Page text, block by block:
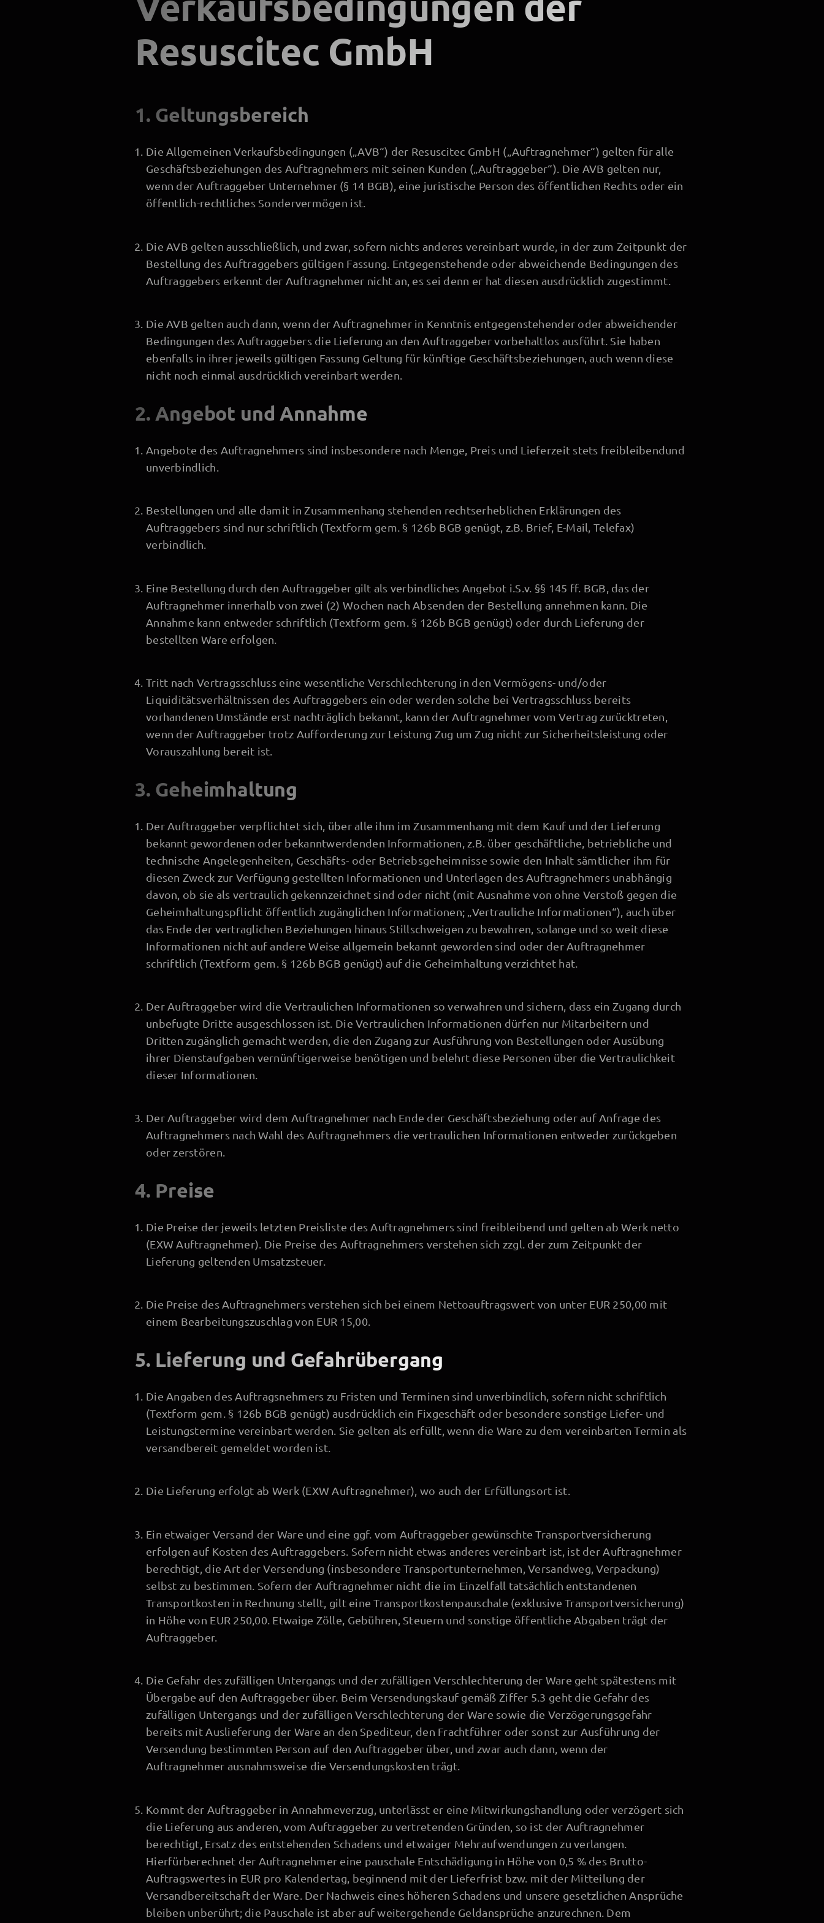
Resuscitec GmbH
1. Geltungsbereich
Die Allgemeinen Verkaufsbedingungen („AVB“) der Resuscitec GmbH („Auftragnehmer“) gelten für alle
Geschäftsbeziehungen des Auftragnehmers mit seinen Kunden („Auftraggeber“). Die AVB gelten nur,
wenn der Auftraggeber Unternehmer (§ 14 BGB), eine juristische Person des öffentlichen Rechts oder ein
öffentlich-rechtliches Sondervermögen ist.
Die AVB gelten ausschließlich, und zwar, sofern nichts anderes vereinbart wurde, in der zum Zeitpunkt der
Bestellung des Auftraggebers gültigen Fassung. Entgegenstehende oder abweichende Bedingungen des
Auftraggebers erkennt der Auftragnehmer nicht an, es sei denn er hat diesen ausdrücklich zugestimmt.
Die AVB gelten auch dann, wenn der Auftragnehmer in Kenntnis entgegenstehender oder abweichender
Bedingungen des Auftraggebers die Lieferung an den Auftraggeber vorbehaltlos ausführt. Sie haben
ebenfalls in ihrer jeweils gültigen Fassung Geltung für künftige Geschäftsbeziehungen, auch wenn diese
nicht noch einmal ausdrücklich vereinbart werden.
2. Angebot und Annahme
Angebote des Auftragnehmers sind insbesondere nach Menge, Preis und Lieferzeit stets freibleibendund
unverbindlich.
Bestellungen und alle damit in Zusammenhang stehenden rechtserheblichen Erklärungen des
Auftraggebers sind nur schriftlich (Textform gem. § 126b BGB genügt, z.B. Brief, E-Mail, Telefax)
verbindlich.
Eine Bestellung durch den Auftraggeber gilt als verbindliches Angebot i.S.v. §§ 145 ff. BGB, das der
Auftragnehmer innerhalb von zwei (2) Wochen nach Absenden der Bestellung annehmen kann. Die
Annahme kann entweder schriftlich (Textform gem. § 126b BGB genügt) oder durch Lieferung der
bestellten Ware erfolgen.
Tritt nach Vertragsschluss eine wesentliche Verschlechterung in den Vermögens- und/oder
Liquiditätsverhältnissen des Auftraggebers ein oder werden solche bei Vertragsschluss bereits
vorhandenen Umstände erst nachträglich bekannt, kann der Auftragnehmer vom Vertrag zurücktreten,
wenn der Auftraggeber trotz Aufforderung zur Leistung Zug um Zug nicht zur Sicherheitsleistung oder
Vorauszahlung bereit ist.
3. Geheimhaltung
Der Auftraggeber verpflichtet sich, über alle ihm im Zusammenhang mit dem Kauf und der Lieferung
bekannt gewordenen oder bekanntwerdenden Informationen, z.B. über geschäftliche, betriebliche und
technische Angelegenheiten, Geschäfts- oder Betriebsgeheimnisse sowie den Inhalt sämtlicher ihm für
diesen Zweck zur Verfügung gestellten Informationen und Unterlagen des Auftragnehmers unabhängig
davon, ob sie als vertraulich gekennzeichnet sind oder nicht (mit Ausnahme von ohne Verstoß gegen die
Geheimhaltungspflicht öffentlich zugänglichen Informationen; „Vertrauliche Informationen“), auch über
das Ende der vertraglichen Beziehungen hinaus Stillschweigen zu bewahren, solange und so weit diese
Informationen nicht auf andere Weise allgemein bekannt geworden sind oder der Auftragnehmer
schriftlich (Textform gem. § 126b BGB genügt) auf die Geheimhaltung verzichtet hat.
Der Auftraggeber wird die Vertraulichen Informationen so verwahren und sichern, dass ein Zugang durch
unbefugte Dritte ausgeschlossen ist. Die Vertraulichen Informationen dürfen nur Mitarbeitern und
Dritten zugänglich gemacht werden, die den Zugang zur Ausführung von Bestellungen oder Ausübung
ihrer Dienstaufgaben vernünftigerweise benötigen und belehrt diese Personen über die Vertraulichkeit
dieser Informationen.
Der Auftraggeber wird dem Auftragnehmer nach Ende der Geschäftsbeziehung oder auf Anfrage des
Auftragnehmers nach Wahl des Auftragnehmers die vertraulichen Informationen entweder zurückgeben
oder zerstören.
4. Preise
Die Preise der jeweils letzten Preisliste des Auftragnehmers sind freibleibend und gelten ab Werk netto
(EXW Auftragnehmer). Die Preise des Auftragnehmers verstehen sich zzgl. der zum Zeitpunkt der
Lieferung geltenden Umsatzsteuer.
Die Preise des Auftragnehmers verstehen sich bei einem Nettoauftragswert von unter EUR 250,00 mit
einem Bearbeitungszuschlag von EUR 15,00.
5. Lieferung und Gefahrübergang
Die Angaben des Auftragsnehmers zu Fristen und Terminen sind unverbindlich, sofern nicht schriftlich
(Textform gem. § 126b BGB genügt) ausdrücklich ein Fixgeschäft oder besondere sonstige Liefer- und
Leistungstermine vereinbart werden. Sie gelten als erfüllt, wenn die Ware zu dem vereinbarten Termin als
versandbereit gemeldet worden ist.
Die Lieferung erfolgt ab Werk (EXW Auftragnehmer), wo auch der Erfüllungsort ist.
Ein etwaiger Versand der Ware und eine ggf. vom Auftraggeber gewünschte Transportversicherung
erfolgen auf Kosten des Auftraggebers. Sofern nicht etwas anderes vereinbart ist, ist der Auftragnehmer
berechtigt, die Art der Versendung (insbesondere Transportunternehmen, Versandweg, Verpackung)
selbst zu bestimmen. Sofern der Auftragnehmer nicht die im Einzelfall tatsächlich entstandenen
Transportkosten in Rechnung stellt, gilt eine Transportkostenpauschale (exklusive Transportversicherung)
in Höhe von EUR 250,00. Etwaige Zölle, Gebühren, Steuern und sonstige öffentliche Abgaben trägt der
Auftraggeber.
Die Gefahr des zufälligen Untergangs und der zufälligen Verschlechterung der Ware geht spätestens mit
Übergabe auf den Auftraggeber über. Beim Versendungskauf gemäß Ziffer 5.3 geht die Gefahr des
zufälligen Untergangs und der zufälligen Verschlechterung der Ware sowie die Verzögerungsgefahr
bereits mit Auslieferung der Ware an den Spediteur, den Frachtführer oder sonst zur Ausführung der
Versendung bestimmten Person auf den Auftraggeber über, und zwar auch dann, wenn der
Auftragnehmer ausnahmsweise die Versendungskosten trägt.
Kommt der Auftraggeber in Annahmeverzug, unterlässt er eine Mitwirkungshandlung oder verzögert sich
die Lieferung aus anderen, vom Auftraggeber zu vertretenden Gründen, so ist der Auftragnehmer
berechtigt, Ersatz des entstehenden Schadens und etwaiger Mehraufwendungen zu verlangen.
Hierfürberechnet der Auftragnehmer eine pauschale Entschädigung in Höhe von 0,5 % des Brutto-
Auftragswertes in EUR pro Kalendertag, beginnend mit der Lieferfrist bzw. mit der Mitteilung der
Versandbereitschaft der Ware. Der Nachweis eines höheren Schadens und unsere gesetzlichen Ansprüche
bleiben unberührt; die Pauschale ist aber auf weitergehende Geldansprüche anzurechnen. Dem